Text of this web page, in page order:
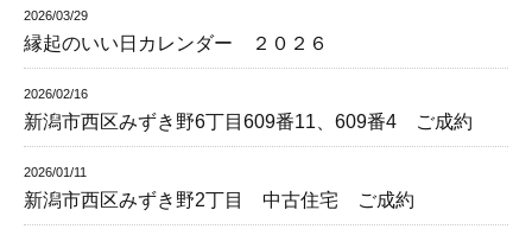
2026/03/29
縁起のいい日カレンダー ２０２６
2026/02/16
新潟市西区みずき野6丁目609番11、609番4 ご成約
2026/01/11
新潟市西区みずき野2丁目 中古住宅 ご成約